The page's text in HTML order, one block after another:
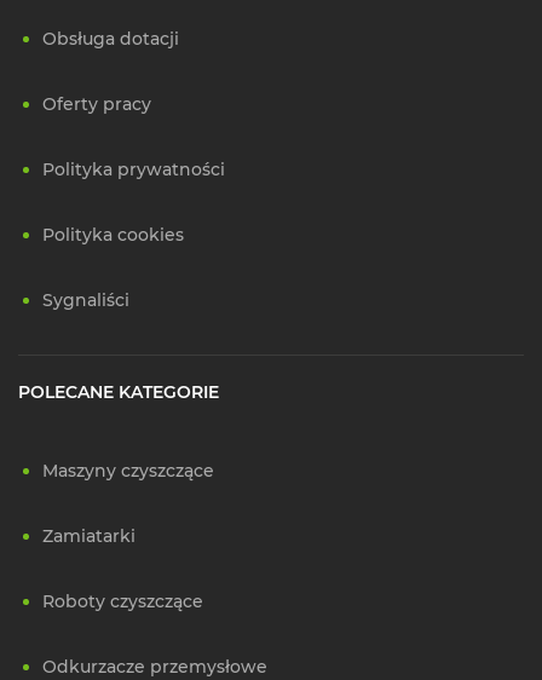
Obsługa dotacji
Oferty pracy
Polityka prywatności
Polityka cookies
Sygnaliści
POLECANE KATEGORIE
Maszyny czyszczące
Zamiatarki
Roboty czyszczące
Odkurzacze przemysłowe